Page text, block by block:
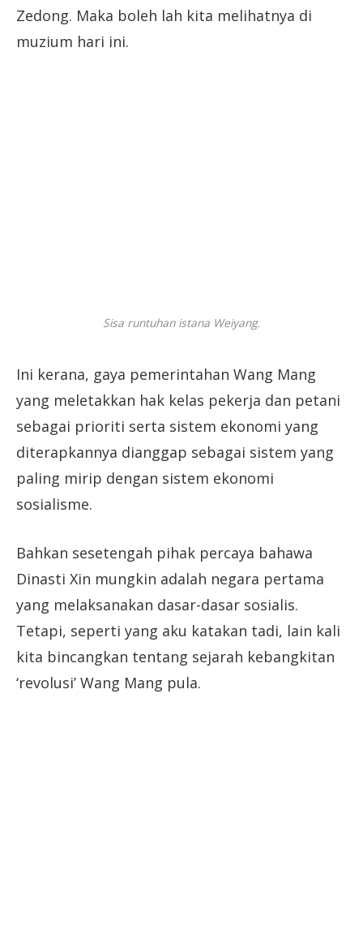
Zedong. Maka boleh lah kita melihatnya di
muzium hari ini.
Sisa runtuhan istana Weiyang.
Ini kerana, gaya pemerintahan Wang Mang
yang meletakkan hak kelas pekerja dan petani
sebagai prioriti serta sistem ekonomi yang
diterapkannya dianggap sebagai sistem yang
paling mirip dengan sistem ekonomi
sosialisme.
Bahkan sesetengah pihak percaya bahawa
Dinasti Xin mungkin adalah negara pertama
yang melaksanakan dasar-dasar sosialis.
Tetapi, seperti yang aku katakan tadi, lain kali
kita bincangkan tentang sejarah kebangkitan
‘revolusi’ Wang Mang pula.